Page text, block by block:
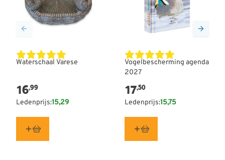
Waterschaal Varese
16,99
Ledenprijs:15,29
Vogelbescherming agenda
2027
17,50
Ledenprijs:15,75